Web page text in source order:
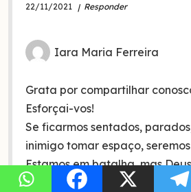
22/11/2021 Responder
Iara Maria Ferreira
Grata por compartilhar
Esforçai-vos!
Se ficarmos sentados,
inimigo tomar espaço,
Estamos em batalha, mas